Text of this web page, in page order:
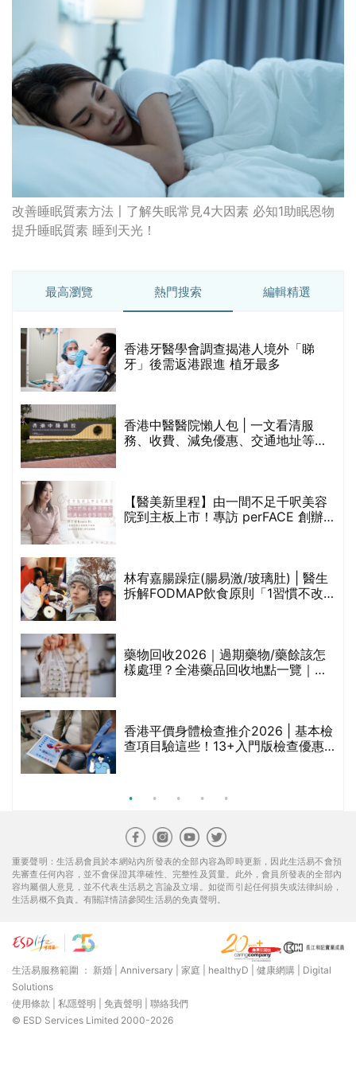
改善睡眠質素方法〡了解失眠常見4大因素 必知1助眠恩物
提升睡眠質素 睡到天光！
最高瀏覽 熱門搜索 編輯精選
香港牙醫學會調查揭港人境外「睇
牙」後需返港跟進 植牙最多
香港中醫醫院懶人包 | 一文看清服
務、收費、減免優惠、交通地址等
【醫美新里程】由一間不足千呎美容
院到主板上市！專訪 perFACE 創辦
林宥嘉腸躁症(腸易激/玻璃肚) | 醫生
拆解FODMAP飲食原則「1習慣不改
藥物回收2026｜過期藥物/藥餘該怎
樣處理？全港藥品回收地點一覽｜屈
香港平價身體檢查推介2026 | 基本檢
查項目驗這些！13+入門版檢查優惠
重要聲明：生活易會員於本網站內所發表的全部內容為即時更新，因此生活易不會預
先審查任何內容，並不會保證其準確性、完整性及質量。此外，會員所發表的全部內
容均屬個人意見，並不代表生活易之言論及立場。如從而引起任何損失或法律糾紛，
生活易概不負責。有關詳情請參閱生活易的免責聲明。
生活易服務範圍 ： 新婚 Anniversary 家庭 healthyD 健康網購
Digital
Solutions
使用條款
私隱聲明 免責聲明
聯絡我們
© ESD Services Limited 2000-2026